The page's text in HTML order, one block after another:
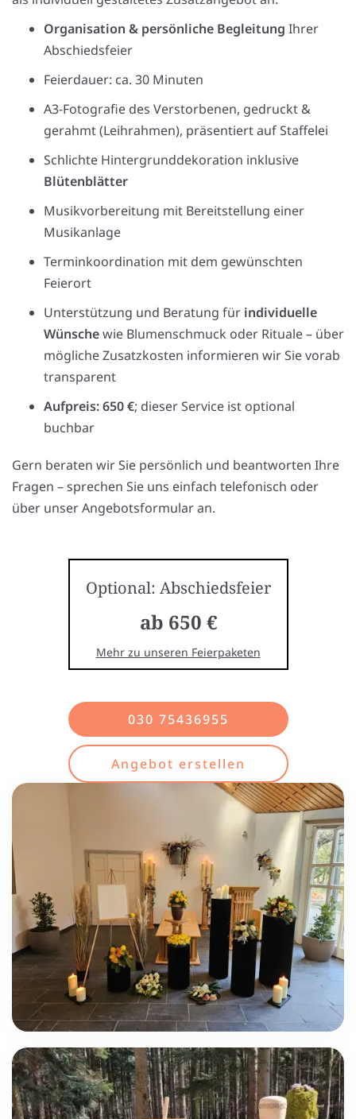
Organisation & persönliche Begleitung Ihrer
Abschiedsfeier
Feierdauer: ca. 30 Minuten
A3-Fotografie des Verstorbenen, gedruckt &
gerahmt (Leihrahmen), präsentiert auf Staffelei
Schlichte Hintergrunddekoration inklusive
Blütenblätter
Musikvorbereitung mit Bereitstellung einer
Musikanlage
Terminkoordination mit dem gewünschten
Feierort
Unterstützung und Beratung für individuelle
Wünschewie Blumenschmuck oder Rituale – über
mögliche Zusatzkosten informieren wir Sie vorab
transparent
Aufpreis: 650 €; dieser Service ist optional
buchbar
Gern beraten wir Sie persönlich und beantworten Ihre
Fragen – sprechen Sie uns einfach telefonisch oder
über unser Angebotsformular an.
Optional: Abschiedsfeier
ab 650 €
Mehr zu unseren Feierpaketen
030 75436955
Angebot erstellen